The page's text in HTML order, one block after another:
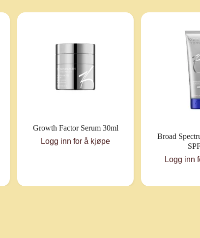
Growth Factor Serum 30ml
Logg inn for å kjøpe
Broad
Logg inn